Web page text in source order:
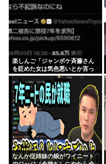
楽しんご「ジャンポケ斉藤さん
を貶めた女は気色悪いとか言っ
てる癖にフェラするとか口だけ
は素直なんだな！週刊誌から金
もらってるだろ」
なんか従姉妹の娘がワイニート